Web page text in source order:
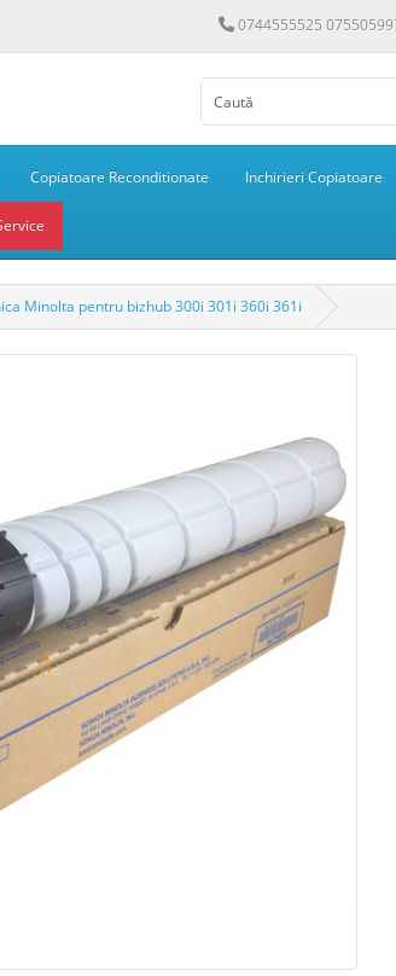
0744555525
Copiatoare Reconditionate Inchirieri Copiatoare
Minolta pentru bizhub 300i 301i 360i 361i